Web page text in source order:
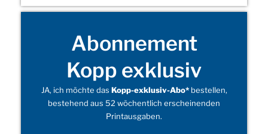
Abonnement
Kopp exklusiv
JA, ich möchte das Kopp-exklusiv-Abo*bestellen,
bestehend aus 52 wöchentlich erscheinenden
Printausgaben.